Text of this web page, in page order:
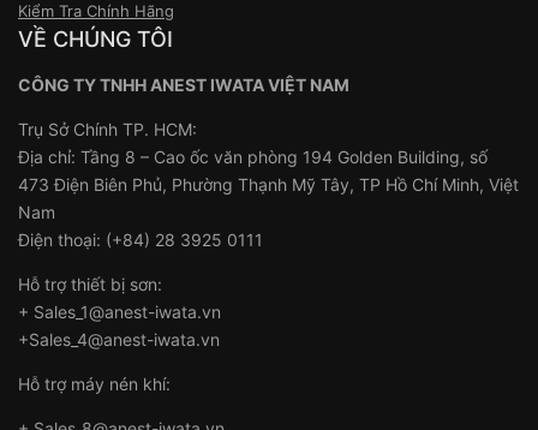
Kiểm Tra Chính Hãng
VỀ CHÚNG TÔI
CÔNG TY TNHH ANEST IWATA VIỆT NAM
Trụ Sở Chính TP. HCM:
Địa chỉ: Tầng 8 – Cao ốc văn phòng 194 Golden Building, số
473 Điện Biên Phủ, Phường Thạnh Mỹ Tây, TP Hồ Chí Minh, Việt
Nam
Điện thoại: (+84) 28 3925 0111
Hỗ trợ thiết bị sơn:
+ Sales_1@anest-iwata.vn
+Sales_4@anest-iwata.vn
Hỗ trợ máy nén khí: